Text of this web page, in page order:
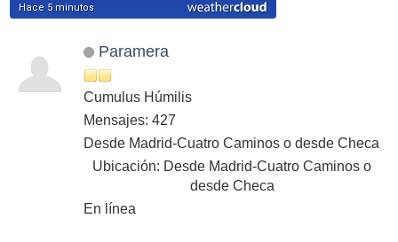
Paramera
Cumulus Húmilis
Mensajes: 427
Desde Madrid-Cuatro Caminos o desde Checa
Ubicación: Desde Madrid-Cuatro Caminos o
desde Checa
En línea